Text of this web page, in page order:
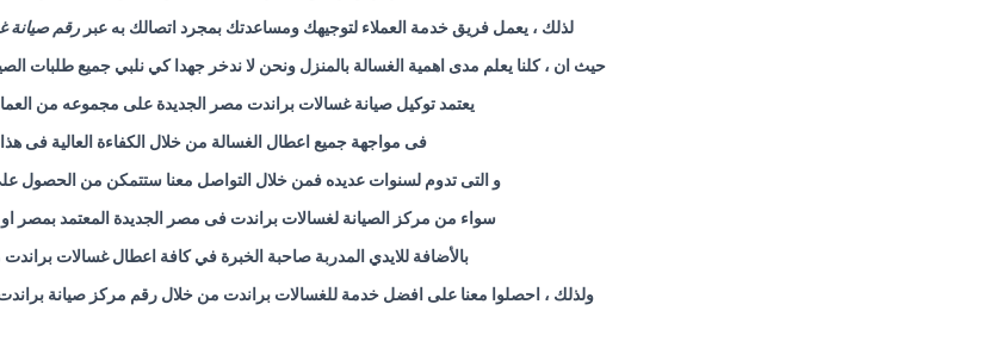
لذلك ، يعمل فريق خدمة العملاء لتوجيهك ومساعدتك بمجرد اتصالك به عبر رقم صيانة
حيث ان ، كلنا يعلم مدى اهمية الغسالة بالمنزل ونحن لا ندخر جهدا كي نلبي جميع طلبات
يعتمد توكيل صيانة غسالات براندت مصر الجديدة على مجموعه من
فى مواجهة جميع اعطال الغسالة من خلال الكفاءة العالية فى
و التى تدوم لسنوات عديده فمن خلال التواصل معنا ستتمكن من الحصول
سواء من مركز الصيانة لغسالات براندت فى مصر الجديدة المعتمد بمصر
بالأضافة للايدي المدربة صاحبة الخبرة في كافة اعطال غسالات
ولذلك ، احصلوا معنا على افضل خدمة للغسالات براندت من خلال رقم مركز صيانة